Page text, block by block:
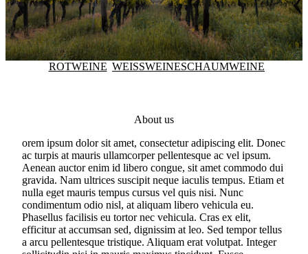
ROTWEINE WEISSWEINESCHAUMWEINE
About us
orem ipsum dolor sit amet, consectetur adipiscing elit. Donec
ac turpis at mauris ullamcorper pellentesque ac vel ipsum.
Aenean auctor enim id libero congue, sit amet commodo dui
gravida. Nam ultrices suscipit neque iaculis tempus. Etiam et
nulla eget mauris tempus cursus vel quis nisi. Nunc
condimentum odio nisl, at aliquam libero vehicula eu.
Phasellus facilisis eu tortor nec vehicula. Cras ex elit,
efficitur at accumsan sed, dignissim at leo. Sed tempor tellus
a arcu pellentesque tristique. Aliquam erat volutpat. Integer